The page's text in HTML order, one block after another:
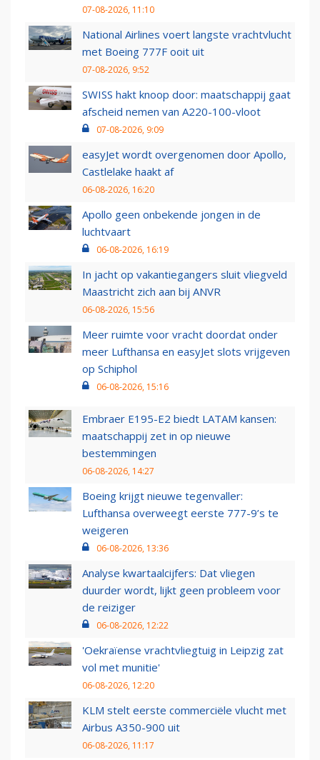
07-08-2026, 11:10
National Airlines voert langste vrachtvlucht
met Boeing 777F ooit uit
07-08-2026, 9:52
SWISS hakt knoop door: maatschappij gaat
afscheid nemen van A220-100-vloot
07-08-2026, 9:09
easyJet wordt overgenomen door Apollo,
Castlelake haakt af
06-08-2026, 16:20
Apollo geen onbekende jongen in de
luchtvaart
06-08-2026, 16:19
In jacht op vakantiegangers sluit vliegveld
Maastricht zich aan bij ANVR
06-08-2026, 15:56
Meer ruimte voor vracht doordat onder
meer Lufthansa en easyJet slots vrijgeven
op Schiphol
06-08-2026, 15:16
Embraer E195-E2 biedt LATAM kansen:
maatschappij zet in op nieuwe
bestemmingen
06-08-2026, 14:27
Boeing krijgt nieuwe tegenvaller:
Lufthansa overweegt eerste 777-9’s te
weigeren
06-08-2026, 13:36
Analyse kwartaalcijfers: Dat vliegen
duurder wordt, lijkt geen probleem voor
de reiziger
06-08-2026, 12:22
'Oekraïense vrachtvliegtuig in Leipzig zat
vol met munitie'
06-08-2026, 12:20
KLM stelt eerste commerciële vlucht met
Airbus A350-900 uit
06-08-2026, 11:17